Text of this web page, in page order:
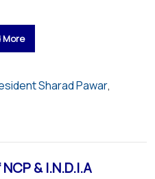
More
Sharad Pawar
& I.N.D.I.A